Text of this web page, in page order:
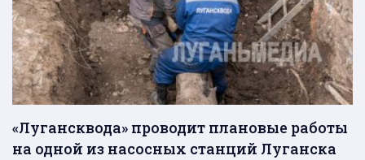
«Лугансквода» проводит плановые работы
на одной из насосных станций Луганска